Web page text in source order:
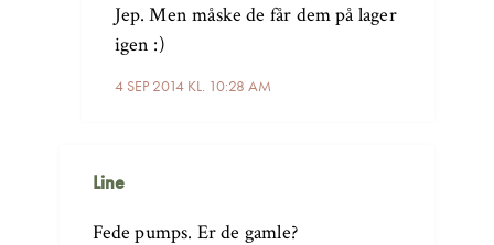
4 SEP 2014 KL. 10:28 AM
Jep. Men måske de får dem på lager
igen :)
Line
Fede pumps. Er de gamle?